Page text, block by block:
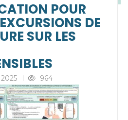
POUR
DE
SUR LES
964